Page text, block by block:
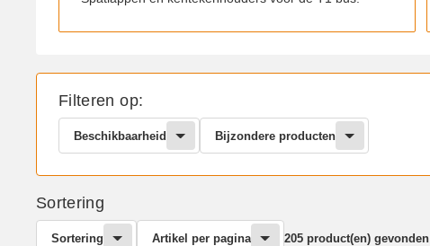
Filteren op:
Beschikbaarheid Bijzondere producten
Sortering
Sortering Artikel per pagina 205 product(en) gevonden